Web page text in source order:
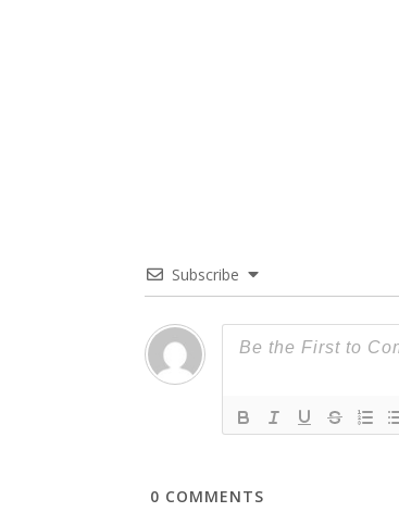
Subscribe
0 COMMENTS